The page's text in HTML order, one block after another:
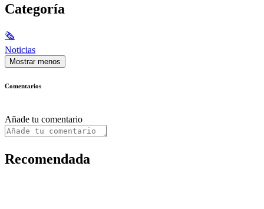
Categoría
🗞
Noticias
Mostrar menos
Comentarios
Añade tu comentario
Recomendada